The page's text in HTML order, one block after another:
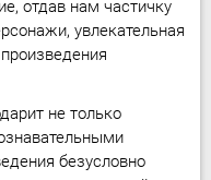
отдав нам частичку
увлекательная
не только
безусловно